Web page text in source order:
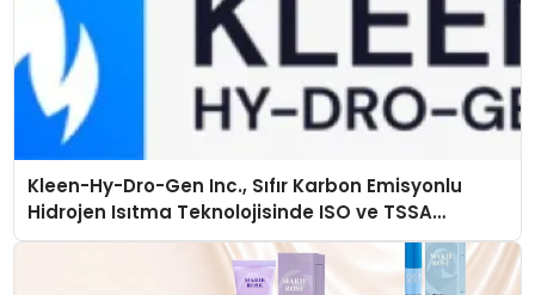
Kleen-Hy-Dro-Gen Inc., Sıfır Karbon Emisyonlu
Hidrojen Isıtma Teknolojisinde ISO ve TSSA
Düzenleyici Onaylarını Aldı